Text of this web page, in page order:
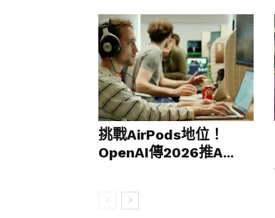
與伊朗的正常貿易不應受干預
在2023年才促成沙伊復交協
緣，難以介入。
隨著荷姆茲海峽安全風險上升
加速推動能源自主，並重新評
國中東政策的一次嚴峻考驗。
挑戰AirPods地位！
OpenAI傳2026推A...